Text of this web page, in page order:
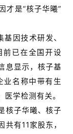
才是“核子华曦”
因技术研发、
前已在全国开设
息显示，核子基
业名称中带有生
学检测有关。
核子华曦、核子
有11家股东，